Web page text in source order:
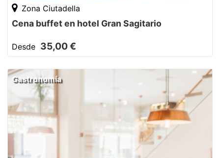
Zona Ciutadella
Cena buffet en hotel Gran Sagitario
Desde 35,00 €
Gastronomía